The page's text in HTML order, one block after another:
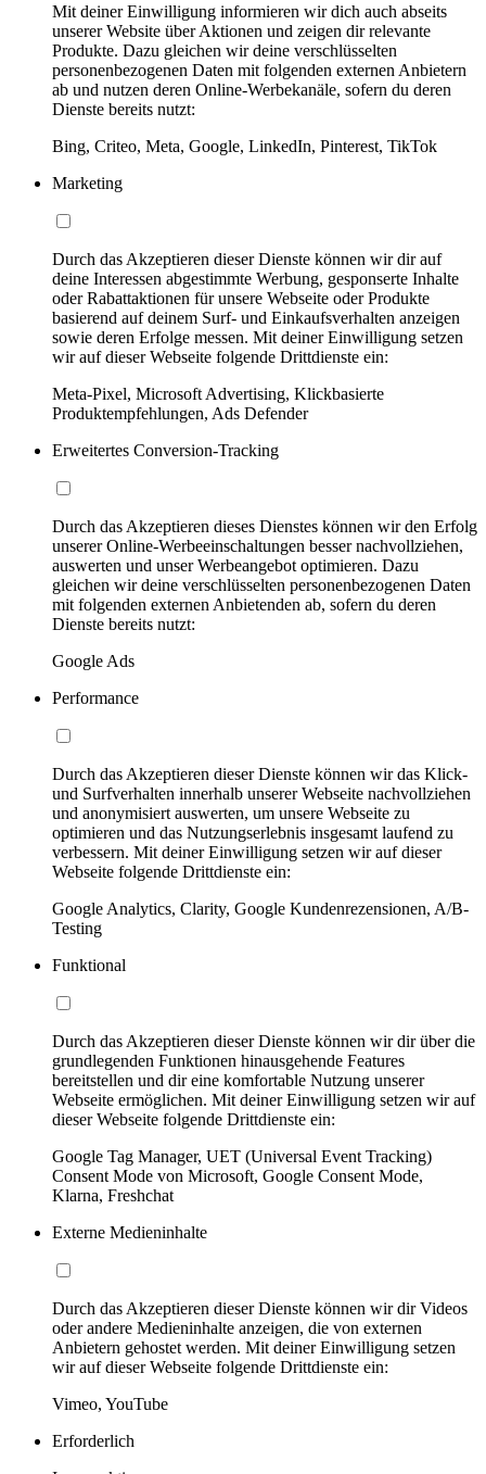
Mit deiner Einwilligung informieren wir dich auch abseits
unserer Website über Aktionen und zeigen dir relevante
Produkte. Dazu gleichen wir deine verschlüsselten
personenbezogenen Daten mit folgenden externen Anbietern
ab und nutzen deren Online-Werbekanäle, sofern du deren
Dienste bereits nutzt:
Bing, Criteo, Meta, Google, LinkedIn, Pinterest, TikTok
Marketing
Durch das Akzeptieren dieser Dienste können wir dir auf
deine Interessen abgestimmte Werbung, gesponserte Inhalte
oder Rabattaktionen für unsere Webseite oder Produkte
basierend auf deinem Surf- und Einkaufsverhalten anzeigen
sowie deren Erfolge messen. Mit deiner Einwilligung setzen
wir auf dieser Webseite folgende Drittdienste ein:
Meta-Pixel, Microsoft Advertising, Klickbasierte
Produktempfehlungen, Ads Defender
Erweitertes Conversion-Tracking
Durch das Akzeptieren dieses Dienstes können wir den Erfolg
unserer Online-Werbeeinschaltungen besser nachvollziehen,
auswerten und unser Werbeangebot optimieren. Dazu
gleichen wir deine verschlüsselten personenbezogenen Daten
mit folgenden externen Anbietenden ab, sofern du deren
Dienste bereits nutzt:
Google Ads
Performance
Durch das Akzeptieren dieser Dienste können wir das Klick-
und Surfverhalten innerhalb unserer Webseite nachvollziehen
und anonymisiert auswerten, um unsere Webseite zu
optimieren und das Nutzungserlebnis insgesamt laufend zu
verbessern. Mit deiner Einwilligung setzen wir auf dieser
Webseite folgende Drittdienste ein:
Google Analytics, Clarity, Google Kundenrezensionen, A/B-
Testing
Funktional
Durch das Akzeptieren dieser Dienste können wir dir über die
grundlegenden Funktionen hinausgehende Features
bereitstellen und dir eine komfortable Nutzung unserer
Webseite ermöglichen. Mit deiner Einwilligung setzen wir auf
dieser Webseite folgende Drittdienste ein:
Google Tag Manager, UET (Universal Event Tracking)
Consent Mode von Microsoft, Google Consent Mode,
Klarna, Freshchat
Externe Medieninhalte
Durch das Akzeptieren dieser Dienste können wir dir Videos
oder andere Medieninhalte anzeigen, die von externen
Anbietern gehostet werden. Mit deiner Einwilligung setzen
wir auf dieser Webseite folgende Drittdienste ein:
Vimeo, YouTube
Erforderlich